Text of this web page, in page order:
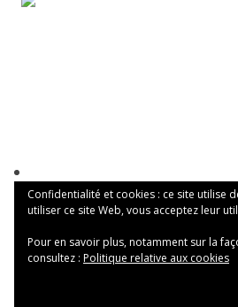
Confidentialité et cookies : ce site utilise
utiliser ce site Web, vous acceptez leur
Pour en savoir plus, notamment sur la
consultez : Politique relative aux cookies